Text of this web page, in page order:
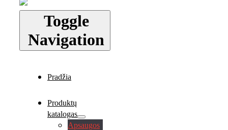
Toggle
Navigation
Pradžia
Produktų
katalogas
Apsaugos